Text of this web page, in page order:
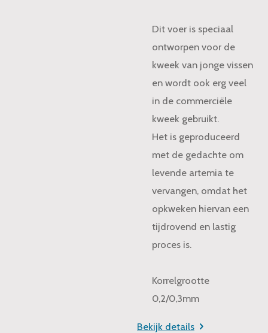
Dit voer is speciaal
ontworpen voor de
kweek van jonge vissen
en wordt ook erg veel
in de commerciële
kweek gebruikt.
Het is geproduceerd
met de gedachte om
levende artemia te
vervangen, omdat het
opkweken hiervan een
tijdrovend en lastig
proces is.
Korrelgrootte
0,2/0,3mm
Bekijk details